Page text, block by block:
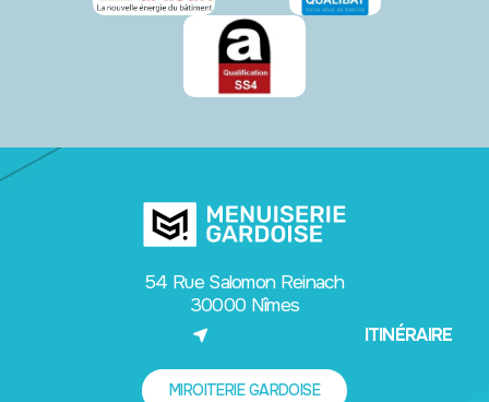
54 Rue Salomon Reinach
30000 Nîmes
ITINÉRAIRE
MIROITERIE GARDOISE